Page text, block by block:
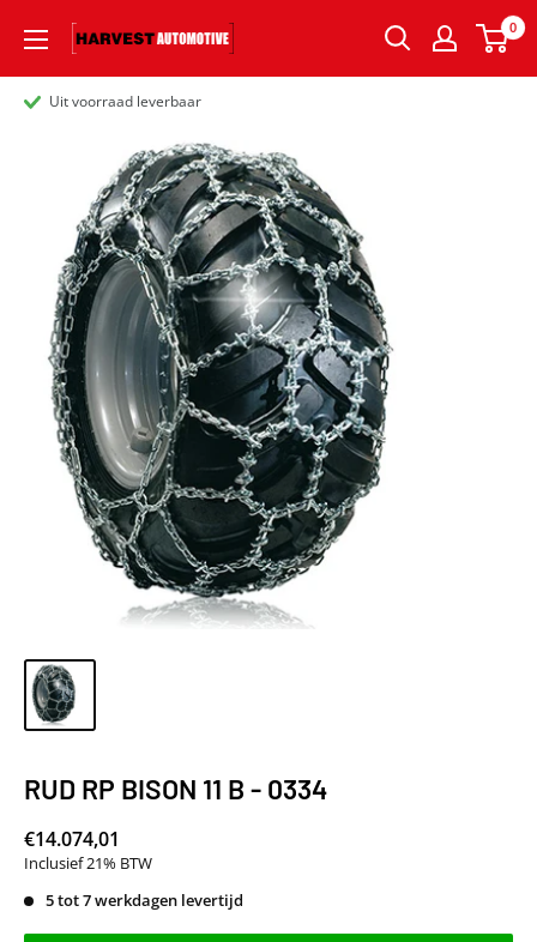
0
Uit voorraad leverbaar
RUD RP BISON 11 B - 0334
€14.074,01
Inclusief 21% BTW
5 tot 7 werkdagen levertijd